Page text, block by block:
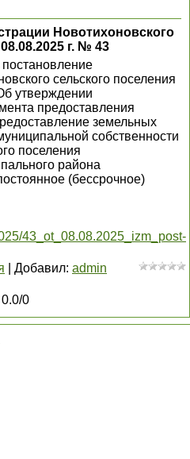
Новотихоновского
г. № 43
сельского поселения
утверждении
предоставления
земельных
собственности
поселения
района
(бессрочное)
43_ot_08.08.2025_izm_post-
Добавил: admin
0.0/0